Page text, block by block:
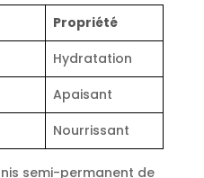
Propriété
Hydratation
Apaisant
Nourrissant
semi-permanent de